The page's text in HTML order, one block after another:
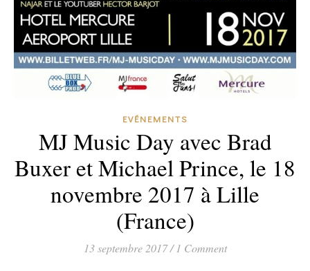
EVÉNEMENTS
MJ Music Day avec Brad
Buxer et Michael Prince, le 18
novembre 2017 à Lille
(France)
13 septembre 2017 / 1 Comment